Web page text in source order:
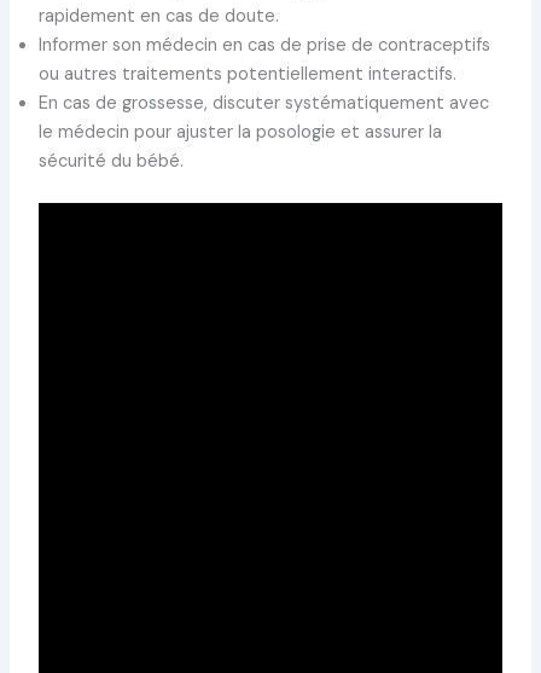
rapidement en cas de doute.
Informer son médecin en cas de prise de contraceptifs
ou autres traitements potentiellement interactifs.
En cas de grossesse, discuter systématiquement avec
le médecin pour ajuster la posologie et assurer la
sécurité du bébé.